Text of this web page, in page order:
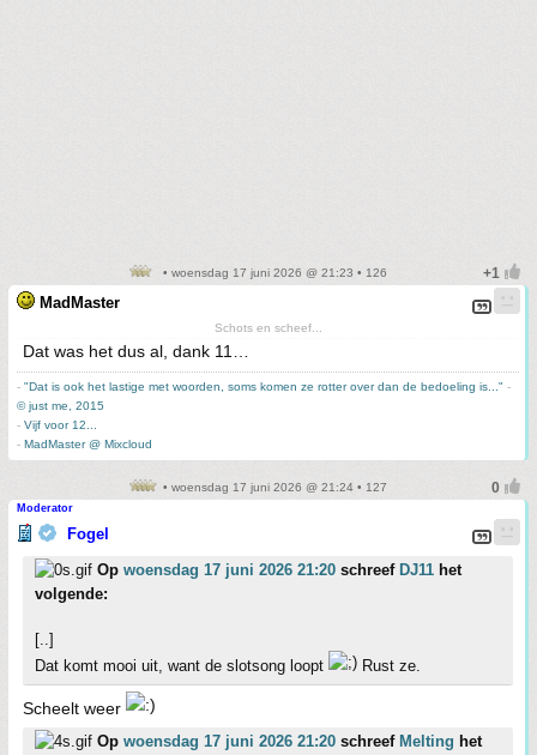
• woensdag 17 juni 2026 @ 21:23 • 126
MadMaster
Schots en scheef...
Dat was het dus al, dank 11…
- "Dat is ook het lastige met woorden, soms komen ze rotter over dan de bedoeling is..." -
© just me, 2015
- Vijf voor 12...
- MadMaster @ Mixcloud
• woensdag 17 juni 2026 @ 21:24 • 127
Moderator
Fogel
Op woensdag 17 juni 2026 21:20 schreef DJ11 het
volgende:
[..]
Dat komt mooi uit, want de slotsong loopt
Rust ze.
Scheelt weer
Op woensdag 17 juni 2026 21:20 schreef Melting het